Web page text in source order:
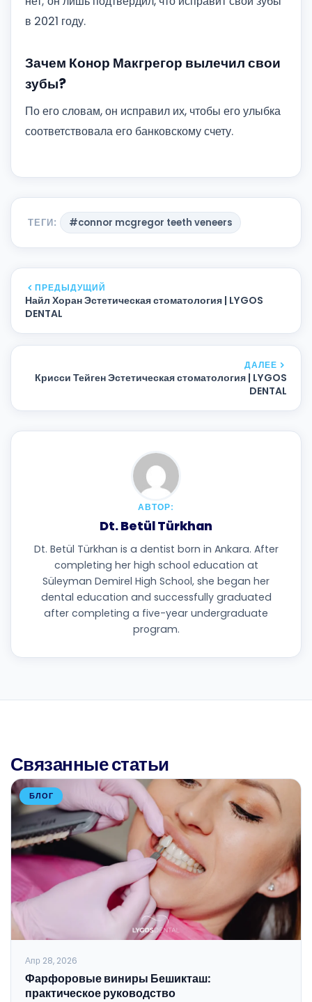
в 2021 году.
Зачем Конор Макгрегор вылечил свои
зубы?
По его словам, он исправил их, чтобы его улыбка
соответствовала его банковскому счету.
ТЕГИ: #connor mcgregor teeth veneers
ПРЕДЫДУЩИЙ
Найл Хоран Эстетическая стоматология | LYGOS
DENTAL
ДАЛЕЕ
Крисси Тейген Эстетическая стоматология | LYGOS
DENTAL
АВТОР:
Dt. Betül Türkhan
Dt. Betül Türkhan is a dentist born in Ankara. After
completing her high school education at
Süleyman Demirel High School, she began her
dental education and successfully graduated
after completing a five-year undergraduate
program.
Связанные статьи
БЛОГ
Апр 28, 2026
Фарфоровые виниры Бешикташ:
практическое руководство